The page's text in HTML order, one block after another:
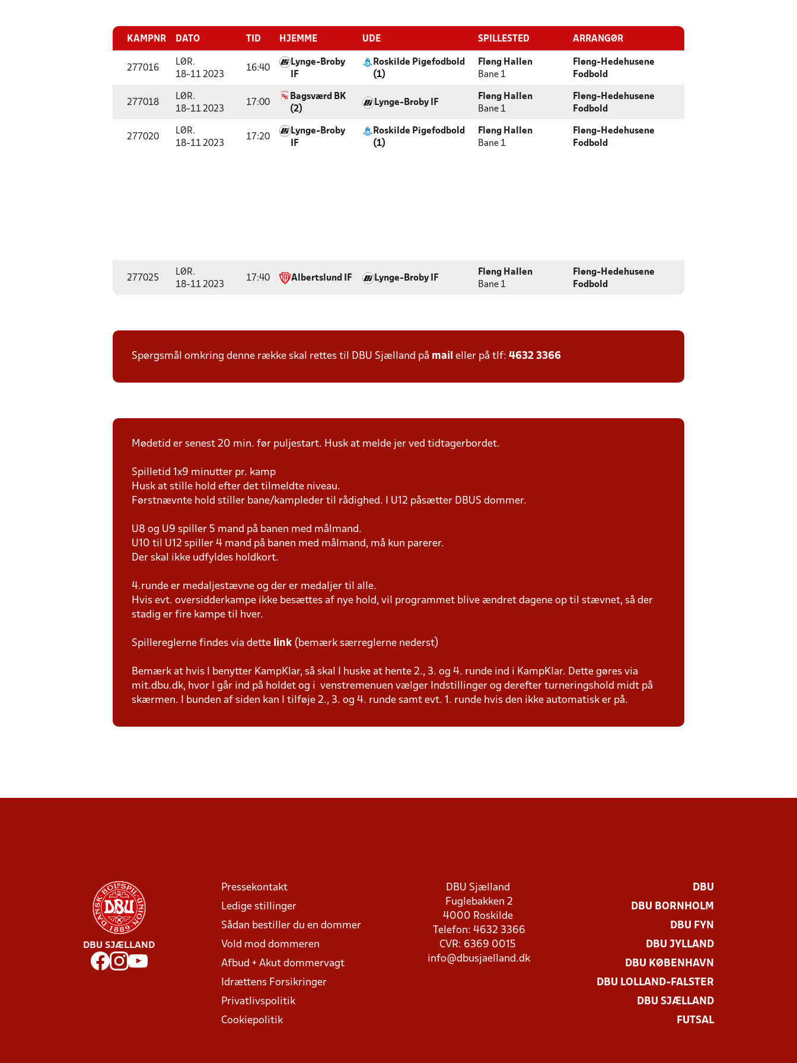
KAMPNR DATO TID HJEMME UDE SPILLESTED ARRANGØR
277016
LØR.
18-11 2023
16:40
Lynge-Broby
IF
Roskilde Pigefodbold
(1)
Fløng Hallen
Bane 1
Fløng-Hedehusene
Fodbold
277018
LØR.
18-11 2023
17:00
Bagsværd BK
(2)
Lynge-Broby IF
Fløng Hallen
Bane 1
Fløng-Hedehusene
Fodbold
277020
LØR.
18-11 2023
17:20
Lynge-Broby
IF
Roskilde Pigefodbold
(1)
Fløng Hallen
Bane 1
Fløng-Hedehusene
Fodbold
277025
LØR.
18-11 2023
17:40 Albertslund IF Lynge-Broby IF
Fløng Hallen
Bane 1
Fløng-Hedehusene
Fodbold
Spørgsmål omkring denne række skal rettes til DBU Sjælland på mail eller på tlf: 4632 3366
Mødetid er senest 20 min. før puljestart. Husk at melde jer ved tidtagerbordet.
Spilletid 1x9 minutter pr. kamp
Husk at stille hold efter det tilmeldte niveau.
Førstnævnte hold stiller bane/kampleder til rådighed. I U12 påsætter DBUS dommer.
U8 og U9 spiller 5 mand på banen med målmand.
U10 til U12 spiller 4 mand på banen med målmand, må kun parerer.
Der skal ikke udfyldes holdkort.
4.runde er medaljestævne og der er medaljer til alle.
Hvis evt. oversidderkampe ikke besættes af nye hold, vil programmet blive ændret dagene op til stævnet, så der
stadig er fire kampe til hver.
Spillereglerne findes via dette link (bemærk særreglerne nederst)
Bemærk at hvis I benytter KampKlar, så skal I huske at hente 2., 3. og 4. runde ind i KampKlar. Dette gøres via
mit.dbu.dk, hvor I går ind på holdet og i venstremenuen vælger Indstillinger og derefter turneringshold midt på
skærmen. I bunden af siden kan I tilføje 2., 3. og 4. runde samt evt. 1. runde hvis den ikke automatisk er på.
DBU SJÆLLAND
Pressekontakt
Ledige stillinger
Sådan bestiller du en dommer
Vold mod dommeren
Afbud + Akut dommervagt
Idrættens Forsikringer
Privatlivspolitik
Cookiepolitik
DBU Sjælland
Fuglebakken 2
4000 Roskilde
Telefon: 4632 3366
CVR: 6369 0015
info@dbusjaelland.dk
DBU
DBU BORNHOLM
DBU FYN
DBU JYLLAND
DBU KØBENHAVN
DBU LOLLAND-FALSTER
DBU SJÆLLAND
FUTSAL